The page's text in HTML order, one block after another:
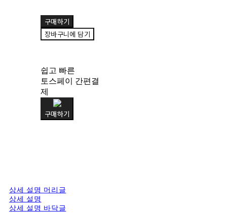
구매하기
장바구니에 담기
쉽고 빠른
토스페이 간편결
제
구매하기
상세 설명 머리글
상세 설명
상세 설명 바닥글